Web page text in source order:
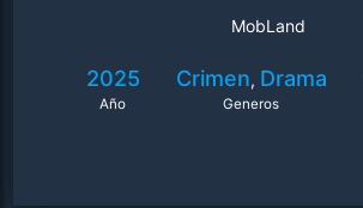
MobLand
2025
Año
Crimen, Drama
Generos